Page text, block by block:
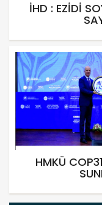
İHD : EZİDİ
HMKÜ